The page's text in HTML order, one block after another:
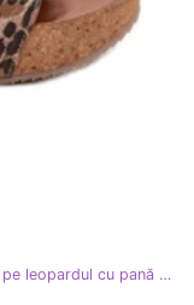
Zazoo 40289 FLIP -uri din piele pentru femei pe leopardul cu pană de plută bej